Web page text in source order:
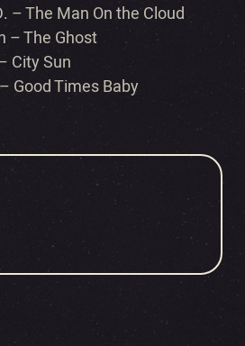
–The Man On the Cloud
–The Ghost
City Sun
Good Times Baby